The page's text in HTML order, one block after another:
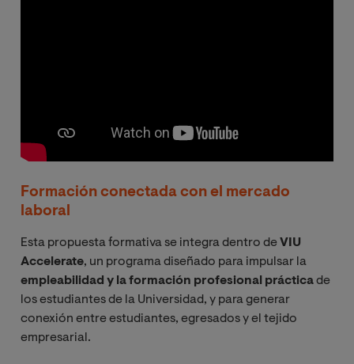
Formación conectada con el mercado
laboral
Esta propuesta formativa se integra dentro deVIU
Accelerate, un programa diseñado para impulsar la
empleabilidad y la formación profesional prácticade
los estudiantes de la Universidad, y para generar
conexión entre estudiantes, egresados y el tejido
empresarial.